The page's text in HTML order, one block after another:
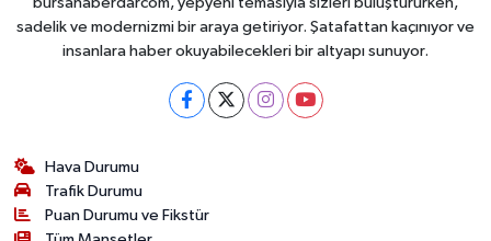
sadelik ve modernizmi bir araya getiriyor. Şatafattan kaçınıyor ve
insanlara haber okuyabilecekleri bir altyapı sunuyor.
Hava Durumu
Trafik Durumu
Puan Durumu ve Fikstür